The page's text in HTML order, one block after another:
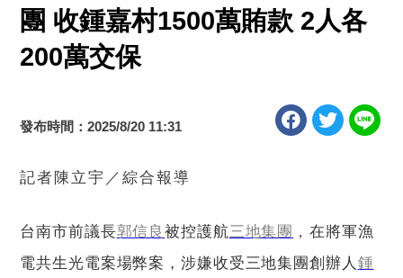
團 收鍾嘉村1500萬賄款 2人各
200萬交保
發布時間：2025/8/20 11:31
記者陳立宇／綜合報導
台南市前議長郭信良被控護航三地集團 ，在將軍漁
電共生光電案場弊案，涉嫌收受三地集團創辦人 鍾